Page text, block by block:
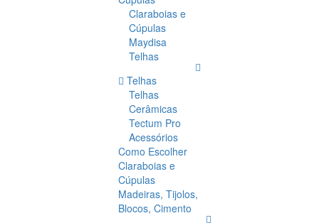
Claraboias e
Cúpulas
Maydisa
Telhas
Telhas
Telhas
Cerâmicas
Tectum Pro
Acessórios
Como Escolher
Claraboias e
Cúpulas
Madeiras, Tijolos,
Blocos, Cimento